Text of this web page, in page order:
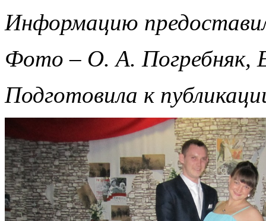
Информацию
Фото – О. А. Погребняк,
Подготовила к